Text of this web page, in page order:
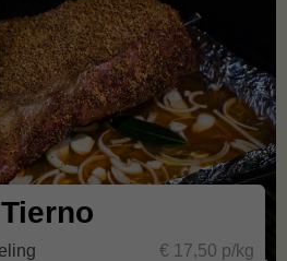
€ 17,50 p/kg